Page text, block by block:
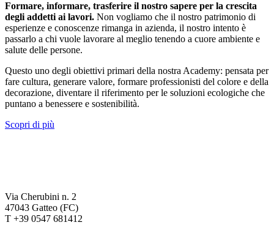
Formare, informare, trasferire il nostro sapere per la crescita
degli addetti ai lavori. Non vogliamo che il nostro patrimonio di
esperienze e conoscenze rimanga in azienda, il nostro intento è
passarlo a chi vuole lavorare al meglio tenendo a cuore ambiente e
salute delle persone.
Questo uno degli obiettivi primari della nostra Academy: pensata per
fare cultura, generare valore, formare professionisti del colore e della
decorazione, diventare il riferimento per le soluzioni ecologiche che
puntano a benessere e sostenibilità.
Scopri di più
Via Cherubini n. 2
47043 Gatteo (FC)
T +39 0547 681412